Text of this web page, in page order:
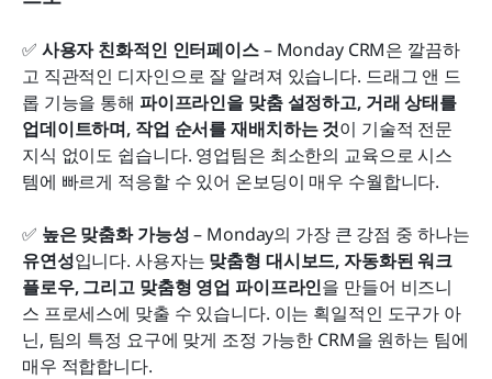
✅ 사용자 친화적인 인터페이스 – Monday CRM은 깔끔하
고 직관적인 디자인으로 잘 알려져 있습니다. 드래그 앤 드
롭 기능을 통해 파이프라인을 맞춤 설정하고, 거래 상태를
업데이트하며, 작업 순서를 재배치하는 것이 기술적 전문
지식 없이도 쉽습니다. 영업팀은 최소한의 교육으로 시스
템에 빠르게 적응할 수 있어 온보딩이 매우 수월합니다.
✅ 높은 맞춤화 가능성
유연성입니다. 사용자는 맞춤형 대시보드, 자동화된 워크
플로우, 그리고 맞춤형 영업 파이프라인을 만들어 비즈니
스 프로세스에 맞출 수 있습니다. 이는 획일적인 도구가 아
닌, 팀의 특정 요구에 맞게 조정 가능한 CRM을 원하는 팀에
매우 적합합니다.